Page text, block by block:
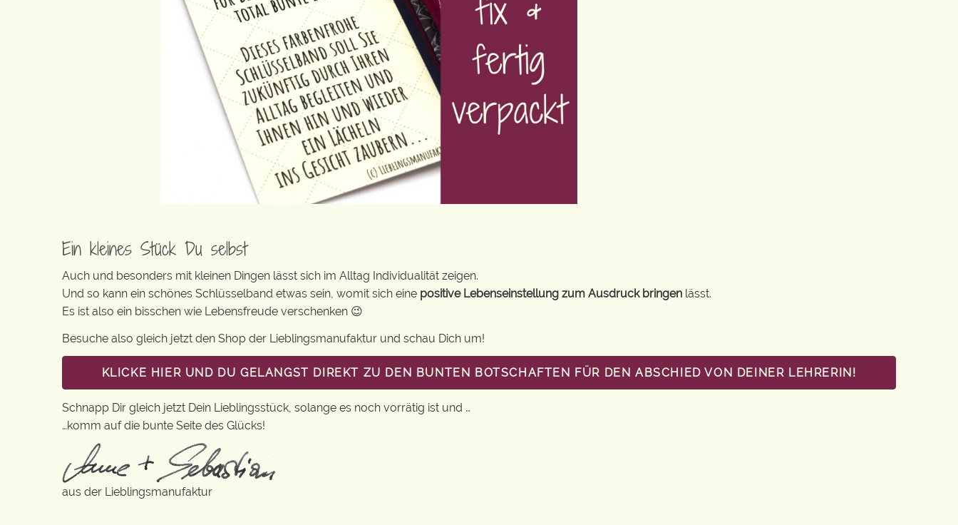
Ein kleines Stück Du selbst
Auch und besonders mit kleinen Dingen lässt sich im Alltag Individualität zeigen.
Und so kann ein schönes Schlüsselband etwas sein, womit sich eine positive Lebenseinstellung zum Ausdruck bringen lässt.
Es ist also ein bisschen wie Lebensfreude verschenken 😉
Besuche also gleich jetzt den Shop der Lieblingsmanufaktur und schau Dich um!
KLICKE HIER UND DU GELANGST DIREKT ZU DEN BUNTEN BOTSCHAFTEN FÜR DEN ABSCHIED VON DEINER LEHRERIN!
Schnapp Dir gleich jetzt Dein Lieblingsstück, solange es noch vorrätig ist und …
…komm auf die bunte Seite des Glücks!
aus der Lieblingsmanufaktur